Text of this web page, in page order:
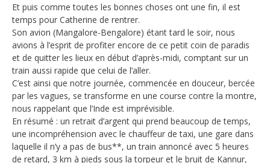
Et puis comme toutes les bonnes choses ont une fin, il est
temps pour Catherine de rentrer.
Son avion (Mangalore-Bengalore) étant tard le soir, nous
avions à l’esprit de profiter encore de ce petit coin de paradis
et de quitter les lieux en début d’après-midi, comptant sur un
train aussi rapide que celui de l’aller.
C’est ainsi que notre journée, commencée en douceur, bercée
par les vagues, se transforme en une course contre la montre,
nous rappelant que l’Inde est imprévisible.
En résumé : un retrait d’argent qui prend beaucoup de temps,
une incompréhension avec le chauffeur de taxi, une gare dans
laquelle il n’y a pas de bus**, un train annoncé avec 5 heures
de retard, 3 km à pieds sous la torpeur et le bruit de Kannur,